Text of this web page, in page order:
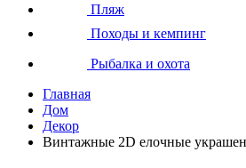
Пляж
Походы и кемпинг
Рыбалка и охота
Главная
Дом
Декор
Винтажные 2D елочные